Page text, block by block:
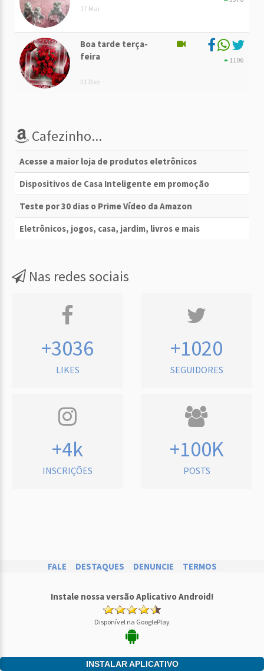
17 Mai
Boa tarde terça-
feira
21 Dez
1106
Cafezinho...
Acesse a maior loja de produtos eletrônicos
Dispositivos de Casa Inteligente em promoção
Teste por 30 dias o Prime Vídeo da Amazon
Eletrônicos, jogos, casa, jardim, livros e mais
Nas redes sociais
+3036
LIKES
+1020
SEGUIDORES
+4k
INSCRIÇÕES
+100K
POSTS
FALE DESTAQUES DENUNCIE TERMOS
Instale nossa versão Aplicativo Android!
Disponível na GooglePlay
INSTALAR APLICATIVO